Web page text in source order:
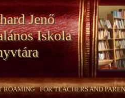
Jenő
Iskola
ROAMING FOR TEACHERS AND